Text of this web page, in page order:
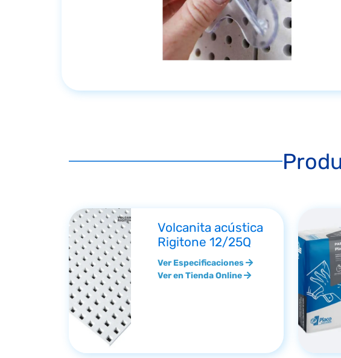
Volcanita acústica
Rigitone 12/25Q
Ver Especificaciones
Ver en Tienda Online